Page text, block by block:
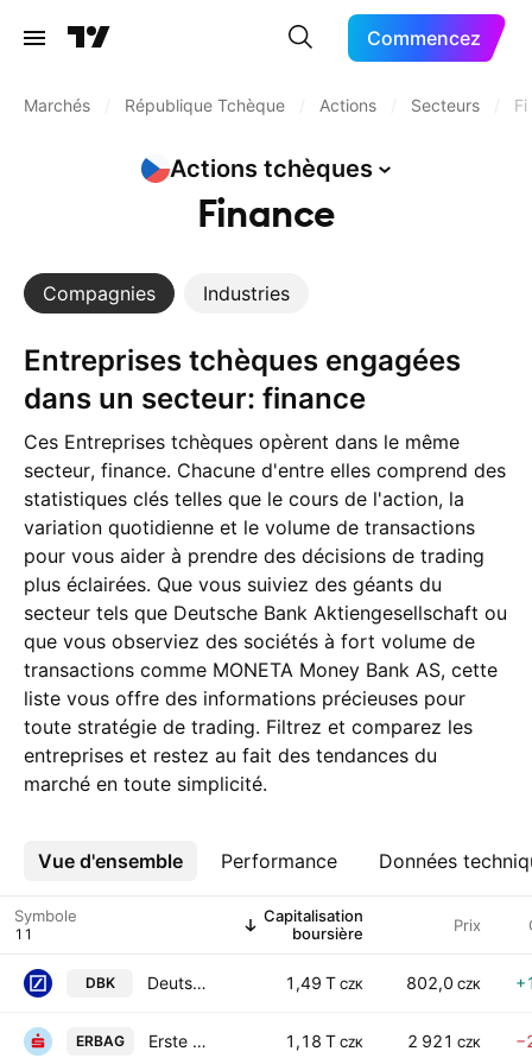
Commencez
Marchés République Tchèque Actions Secteurs
Actions tchèques
Finance
Compagnies Industries
Entreprises tchèques engagées
dans un secteur: finance
Ces Entreprises tchèques opèrent dans le même
secteur, finance. Chacune d'entre elles comprend des
statistiques clés telles que le cours de l'action, la
variation quotidienne et le volume de transactions
pour vous aider à prendre des décisions de trading
plus éclairées. Que vous suiviez des géants du
secteur tels que Deutsche Bank Aktiengesellschaft ou
que vous observiez des sociétés à fort volume de
transactions comme MONETA Money Bank AS, cette
liste vous offre des informations précieuses pour
toute stratégie de trading. Filtrez et comparez les
entreprises et restez au fait des tendances du
marché en toute simplicité.
Vue d'ensemble Performance Données
Plus
Symbole
Capitalisation
boursière
Prix
DBK Deutsche Bank Aktiengesellschaft 1,49 T CZK 802,0 CZK
ERBAG Erste Group Bank AG 1,18 T CZK 2 921 CZK